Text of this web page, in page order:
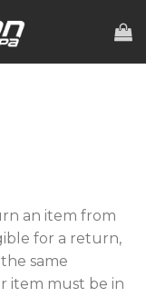
an item from
for a return,
same
item must be in